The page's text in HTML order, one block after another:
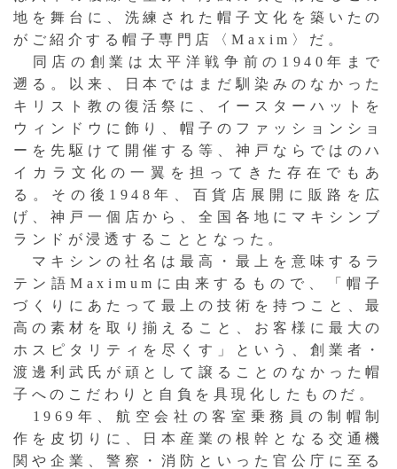
地を舞台に、洗練された帽子文化を築いたの
がご紹介する帽子専門店〈Maxim〉だ。
同店の創業は太平洋戦争前の1940年まで
遡る。以来、日本ではまだ馴染みのなかった
キリスト教の復活祭に、イースターハットを
ウィンドウに飾り、帽子のファッションショ
ーを先駆けて開催する等、神戸ならではのハ
イカラ文化の一翼を担ってきた存在でもあ
る。その後1948年、百貨店展開に販路を広
げ、神戸一個店から、全国各地にマキシンブ
ランドが浸透することとなった。
マキシンの社名は最高・最上を意味するラ
テン語Maximumに由来するもので、「帽子
づくりにあたって最上の技術を持つこと、最
高の素材を取り揃えること、お客様に最大の
ホスピタリティを尽くす」という、創業者・
渡邊利武氏が頑として譲ることのなかった帽
子へのこだわりと自負を具現化したものだ。
1969年、航空会社の客室乗務員の制帽制
作を皮切りに、日本産業の根幹となる交通機
関や企業、警察・消防といった官公庁に至る